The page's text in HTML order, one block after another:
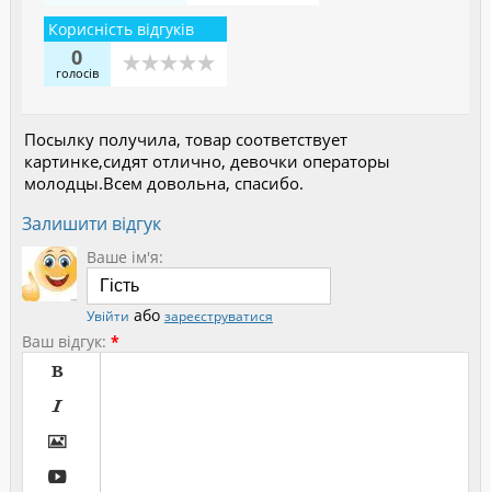
Корисність відгуків
0
голосів
Посылку получила, товар соответствует
картинке,сидят отлично, девочки операторы
молодцы.Всем довольна, спасибо.
Залишити відгук
Ваше ім'я:
Увійти або зареєструватися
Ваш відгук: *



